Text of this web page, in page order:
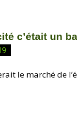
c’était un
le marché de